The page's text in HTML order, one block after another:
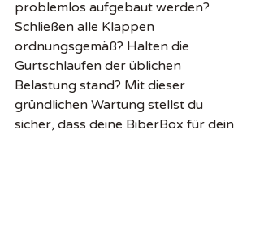
problemlos aufgebaut werden?
Schließen alle Klappen
ordnungsgemäß? Halten die
Gurtschlaufen der üblichen
Belastung stand? Mit dieser
gründlichen Wartung stellst du
sicher, dass deine BiberBox für dein